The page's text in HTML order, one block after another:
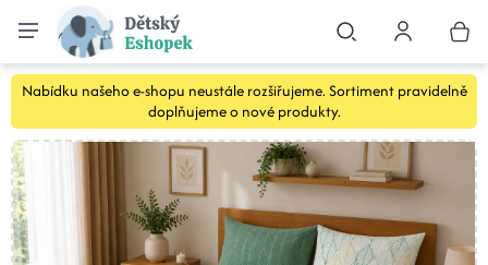
Nabídku našeho e-shopu neustále rozšiřujeme. Sortiment pravidelně
doplňujeme o nové produkty.